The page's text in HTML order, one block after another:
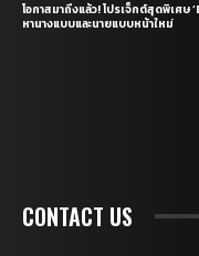
โอกาสมาถึงแล้ว! โปรเจ็กต์สุดพิเศษ
หานางแบบและนายแบบหน้าใหม่
CONTACT US